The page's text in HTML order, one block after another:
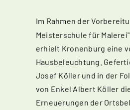
Im Rahmen der
Meisterschule für
erhielt Kronenburg eine
Hausbeleuchtung.
Josef Köller und in der
von Enkel Albert Köller
Erneuerungen der